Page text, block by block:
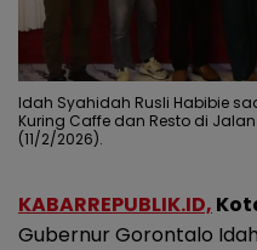
Idah Syahidah Rusli Habibie
Kuring Caffe dan Resto di
(11/2/2026).
KABARREPUBLIK.ID,
Gubernur Gorontalo